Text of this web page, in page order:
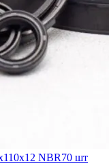
NBR70 шт